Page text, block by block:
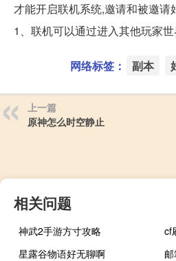
才能开启联机系统,邀请和被邀
1、联机可以通过进入其他玩家世
网络标签： 副本
上一篇
原神怎么时空静止
相关问题
神武2手游方寸攻略
cf
星露谷物语好无聊啊